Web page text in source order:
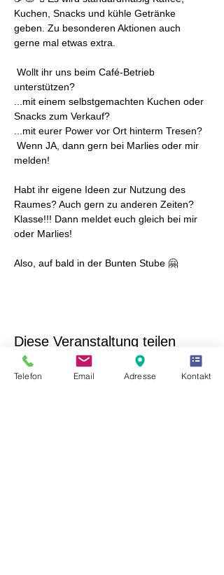
Kuchen, Snacks und kühle Getränke
geben. Zu besonderen Aktionen auch
gerne mal etwas extra.
unterstützen?
...mit einem selbstgemachten Kuchen oder
Snacks zum Verkauf?
...mit eurer Power vor Ort hinterm Tresen?
melden!
Habt ihr eigene Ideen zur Nutzung des
Raumes? Auch gern zu anderen Zeiten?
Klasse!!! Dann meldet euch gleich bei mir
oder Marlies!
Also, auf bald in der Bunten Stube 🤗
Diese Veranstaltung teilen
Telefon Email Adresse Kontakt